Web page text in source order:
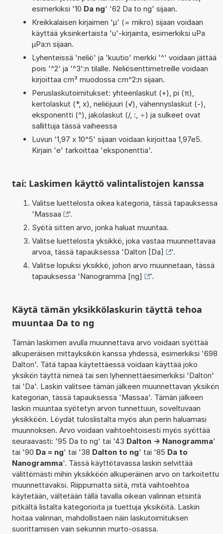
esimerkiksi '10 Da ng' '62 Da to ng' sijaan.
Kreikkalaisen kirjaimen 'µ' (= mikro) sijaan voidaan
käyttää yksinkertaista 'u'-kirjainta, esimerkiksi uPa
µPa:n sijaan.
Lyhenteissä 'neliö' ja 'kuutio' merkki '^' voidaan jättää
pois '^2' ja '^3':n tilalle. Neliösenttimetreille voidaan
kirjoittaa cm² muodossa cm^2:n sijaan.
Peruslaskutoimitukset: yhteenlaskut (+), pi (π),
kertolaskut (*, x), neliöjuuri (√), vähennyslaskut (-),
eksponentti (^), jakolaskut (/, :, ÷) ja sulkeet ovat
sallittuja tässä vaiheessa
Luvun '1,97 x 10^5' sijaan voidaan kirjoittaa 1,97e5.
Kirjain 'e' tarkoittaa 'eksponenttia'.
tai: Laskimen käyttö valintalistojen kanssa
Valitse luettelosta oikea kategoria, tässä tapauksessa
'Massaa
'.
Syötä sitten arvo, jonka haluat muuntaa.
Valitse luettelosta yksikkö, joka vastaa muunnettavaa
arvoa, tässä tapauksessa 'Dalton [Da]
'.
Valitse lopuksi yksikkö, johon arvo muunnetaan, tässä
tapauksessa 'Nanogramma [ng] '.
Käytä tämän yksikkölaskurin täyttä tehoa
muuntaa Da to ng
Tämän laskimen avulla muunnettava arvo voidaan syöttää
alkuperäisen mittayksikön kanssa yhdessä, esimerkiksi '698
Dalton'. Tätä tapaa käytettäessä voidaan käyttää joko
yksikön täyttä nimeä tai sen lyhennettäesimerkiksi 'Dalton'
tai 'Da'. Laskin valitsee tämän jälkeen muunnettavan yksikön
kategorian, tässä tapauksessa 'Massaa'. Tämän jälkeen
laskin muuntaa syötetyn arvon tunnettuun, soveltuvaan
yksikköön. Löydät tuloslistalta myös alun perin haluamasi
muunnoksen. Arvo voidaan vaihtoehtoisesti myös syöttää
seuraavasti: '95 Da to ng' tai '43 Dalton -> Nanogramma'
tai '90 Da = ng' tai '38 Dalton to ng' tai '85 Da to
Nanogramma'. Tässä käyttötavassa laskin selvittää
välittömästi mihin yksikköön alkuperäinen arvo on tarkoitettu
muunnettavaksi. Riippumatta siitä, mitä vaihtoehtoa
käytetään, vältetään tällä tavalla oikean valinnan etsintä
pitkältä listalta kategorioita ja tuettuja yksiköitä. Laskin
hoitaa valinnan, mahdollistaen näin laskutoimituksen
suorittamisen vain sekunnin murto-osassa.